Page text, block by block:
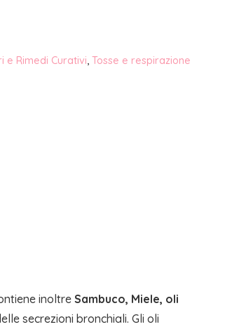
e Rimedi Curativi Tosse e respirazione
inoltre Sambuco, Miele, oli
secrezioni bronchiali. Gli oli